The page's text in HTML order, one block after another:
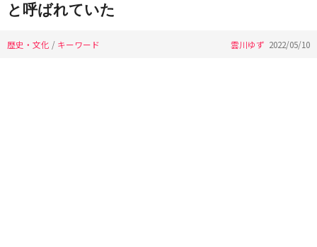
と呼ばれていた
歴史・文化 / キーワード 雲川ゆず 2022/05/10